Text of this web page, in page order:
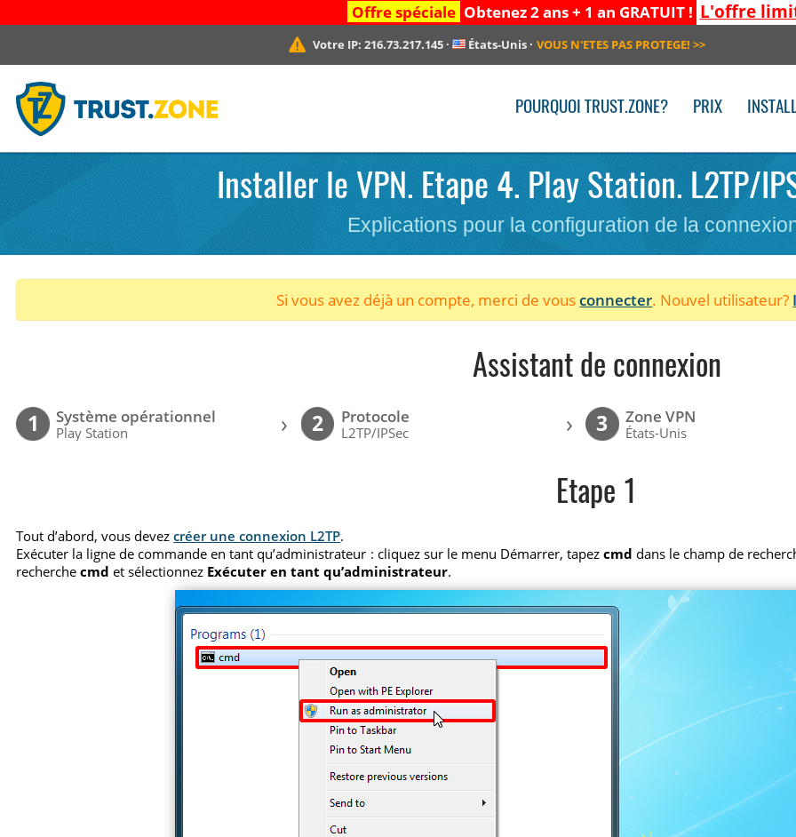
Offre spéciale Obtenez 2 ans + 1 an GRATUIT ! L'offre
Votre IP: 216.73.217.145· États-Unis· VOUS N'ETES PAS PROTEGE! >>
POURQUOI TRUST.ZONE? PRIX
Installer le VPN. Etape 4. Play Station. L2TP/
Explications pour la configuration de la
Si vous avez déjà un compte, merci de vousconnecter. Nouvel utilisateur?
Assistant de connexion
1 Système opérationnel
Play Station › 2 Protocole
L2TP/IPSec › 3 Zone VPN
États-Unis
Etape 1
Tout d’abord, vous devezcréer une connexion L2TP.
Exécuter la ligne de commande en tant qu’administrateur : cliquez sur le menu Démarrer, tapez cmd dans le champ de
recherchecmd et sélectionnez Exécuter en tant qu’administrateur.